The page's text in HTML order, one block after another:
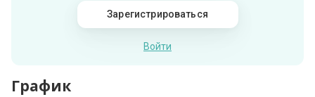
Зарегистрироваться
Войти
График